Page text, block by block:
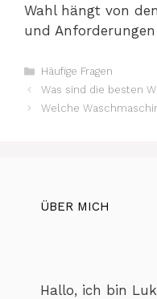
Wahl hängt von
und
Kategorien
Häufige Fragen
Was sind die besten
Welche
ÜBER MICH
Hallo, ich bin